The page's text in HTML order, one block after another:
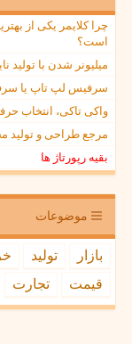
چرا کلایمر یکی از
است؟
میلیونر شدن با تولید
سرفیس لپ تاپ یا
واکی تاکی، انتخاب
مرجع طراحی و تولید
بقیه رپورتاژ ها
موضوعات
بازار تولید
قیمت
تجارت